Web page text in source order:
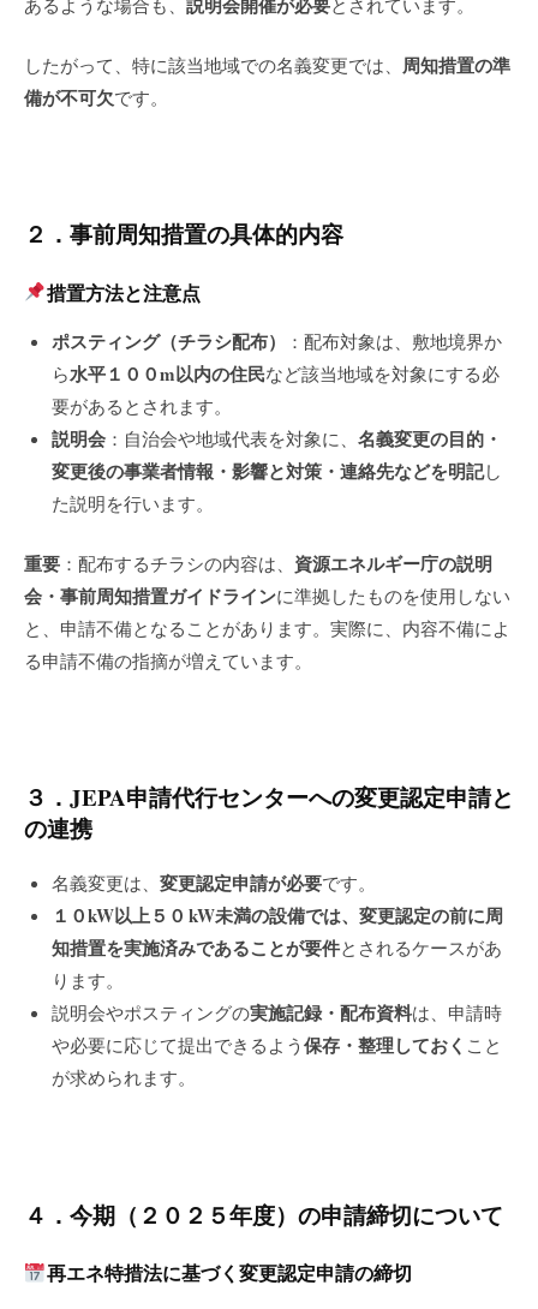
あるような場合も、
とされています。
したがって、特に該当地域での名義変更では、 周知措置の準
備が不可欠です。
２．事前周知措置の具体的内容
措置方法と注意点
ポスティング（チラシ配布）
：配布対象は、敷地境界か
ら水平１００m以内の住民など該当地域を対象にする必
要があるとされます。
説明会：自治会や地域代表を対象に、 名義変更の目的・
変更後の事業者情報・影響と対策・連絡先などを明記し
た説明を行います。
重要 ：配布するチラシの内容は、 資源エネルギー庁の説明
会・事前周知措置ガイドラインに準拠したものを使用しない
と、申請不備となることがあります。実際に、内容不備によ
る申請不備の指摘が増えています。
３．JEPA申請代行センターへの変更認定申請と
の連携
名義変更は、 変更認定申請が必要です。
１０kW以上５０ kW未満の設備では、変更認定の前に周
知措置を実施済みであることが要件とされるケースがあ
ります。
説明会やポスティングの実施記録・配布資料は、申請時
や必要に応じて提出できるよう 保存・整理しておく こと
が求められます。
４．今期（２０２５年度）の申請締切について
再エネ特措法に基づく変更認定申請の締切